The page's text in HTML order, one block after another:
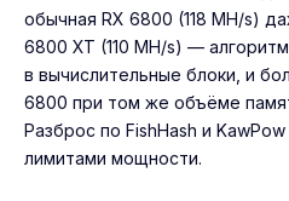
обычная RX 6800 (118 MH/s)
6800 XT (110 MH/s) —
в вычислительные блоки, и
6800 при том же объёме
Разброс по FishHash и
лимитами мощности.